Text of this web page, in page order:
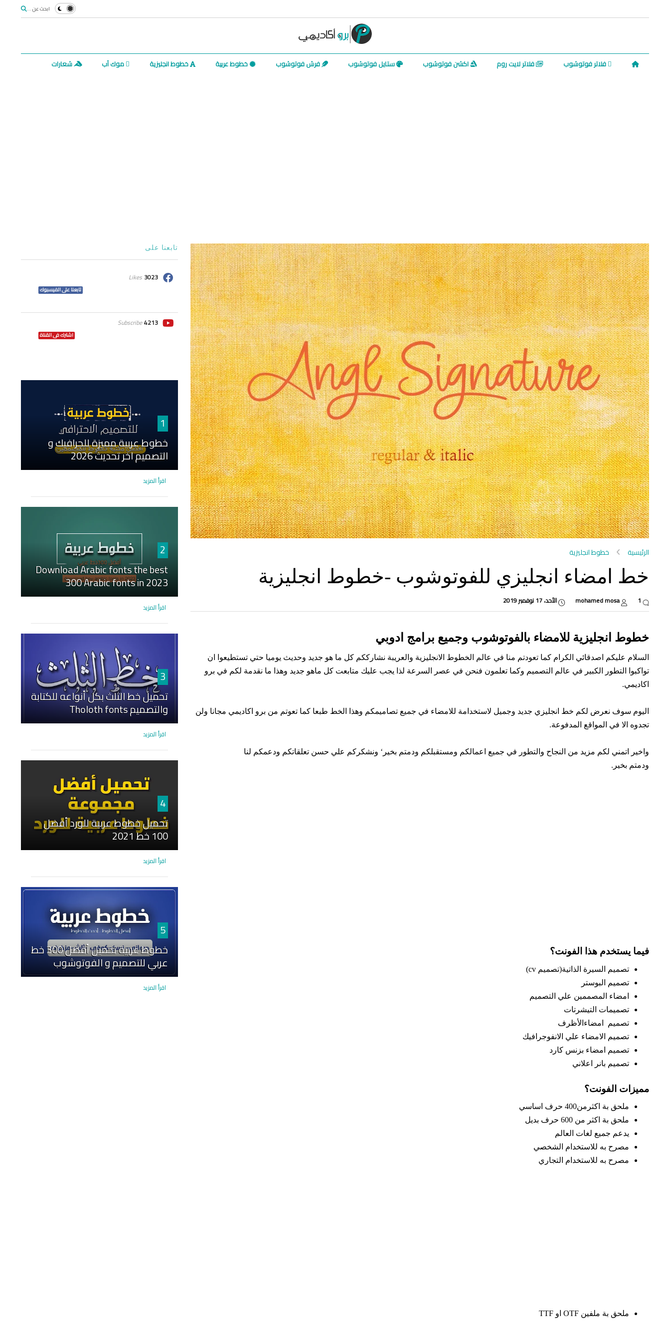
ابحث عن ...
فلاتر فوتوشوب فلاتر لايت روم اكشن فوتوشوب ستايل فوتوشوب فرش فوتوشوب خطوط عربية خطوط انجليزية موك آب شعارات
الرئيسية خطوط انجليزية
خط امضاء انجليزي للفوتوشوب -خطوط انجليزية
mohamed mosa الأحد، 17 نوفمبر 2019
خطوط انجليزية للامضاء بالفوتوشوب وجميع برامج ادوبي
السلام عليكم اصدقائي الكرام كما تعودتم منا في عالم الخطوط الانجليزية والعريبة نشارككم كل ما هو جديد وحديث يوميا حتي تستطيعوا ان
تواكبوا التطور الكبير في عالم التصميم وكما تعلمون فنحن في عصر السرعة لذا يجب عليك متابعت كل ماهو جديد وهذا ما نقدمة لكم في برو
اكاديمي.
اليوم سوف نعرض لكم خط انجليزي جديد وجميل لاستخدامة للامضاء في جميع تصاميمكم وهذا الخط طبعا كما تعوتم من برو اكاديمي مجانا ولن
تجدوه الا في المواقع المدفوعة.
واخير اتمني لكم مزيد من النجاح والتطور في جميع اعمالكم ومستقبلكم ودمتم بخير‘ ونشكركم علي حسن تعلقاتكم ودعمكم لنا
ودمتم بخير.
فيما يستخدم هذا الفونت؟
تصميم السيرة الذاتية(تصميم cv)
تصميم البوستر
امضاء المصممين علي التصميم
تصميمات التيشرتات
تصميم امضاءالأظرف
تصميم الامضاء علي الانفوجرافيك
تصميم امضاء بزنس كارد
تصميم بانر اعلاني
مميزات الفونت؟
ملحق بة اكثرمن400 حرف اساسي
ملحق بة اكثر من 600 حرف بديل
يدعم جميع لغات العالم
مصرح به للاستخدام الشخصي
مصرح به للاستخدام التجاري
ملحق بة ملفين OTF او TTF
تابعنا على
3023
Likes
تابعنا على الفيسبوك
4213
Subscribe
اشترك فى القناة
1
خطوط عربية مميزة للجرافيك و
التصميم اخر تحديث 2026
اقرأ المزيد
2
Download Arabic fonts the best
300 Arabic fonts in 2023
اقرأ المزيد
3
تحميل خط الثلث بكل أنواعه للكتابة
والتصميم Tholoth fonts
اقرأ المزيد
4
تحميل خطوط عربية للورد أفضل
100 خط 2021
اقرأ المزيد
5
خطوط عربية تحميل أفضل 300 خط
عربي للتصميم و الفوتوشوب
اقرأ المزيد